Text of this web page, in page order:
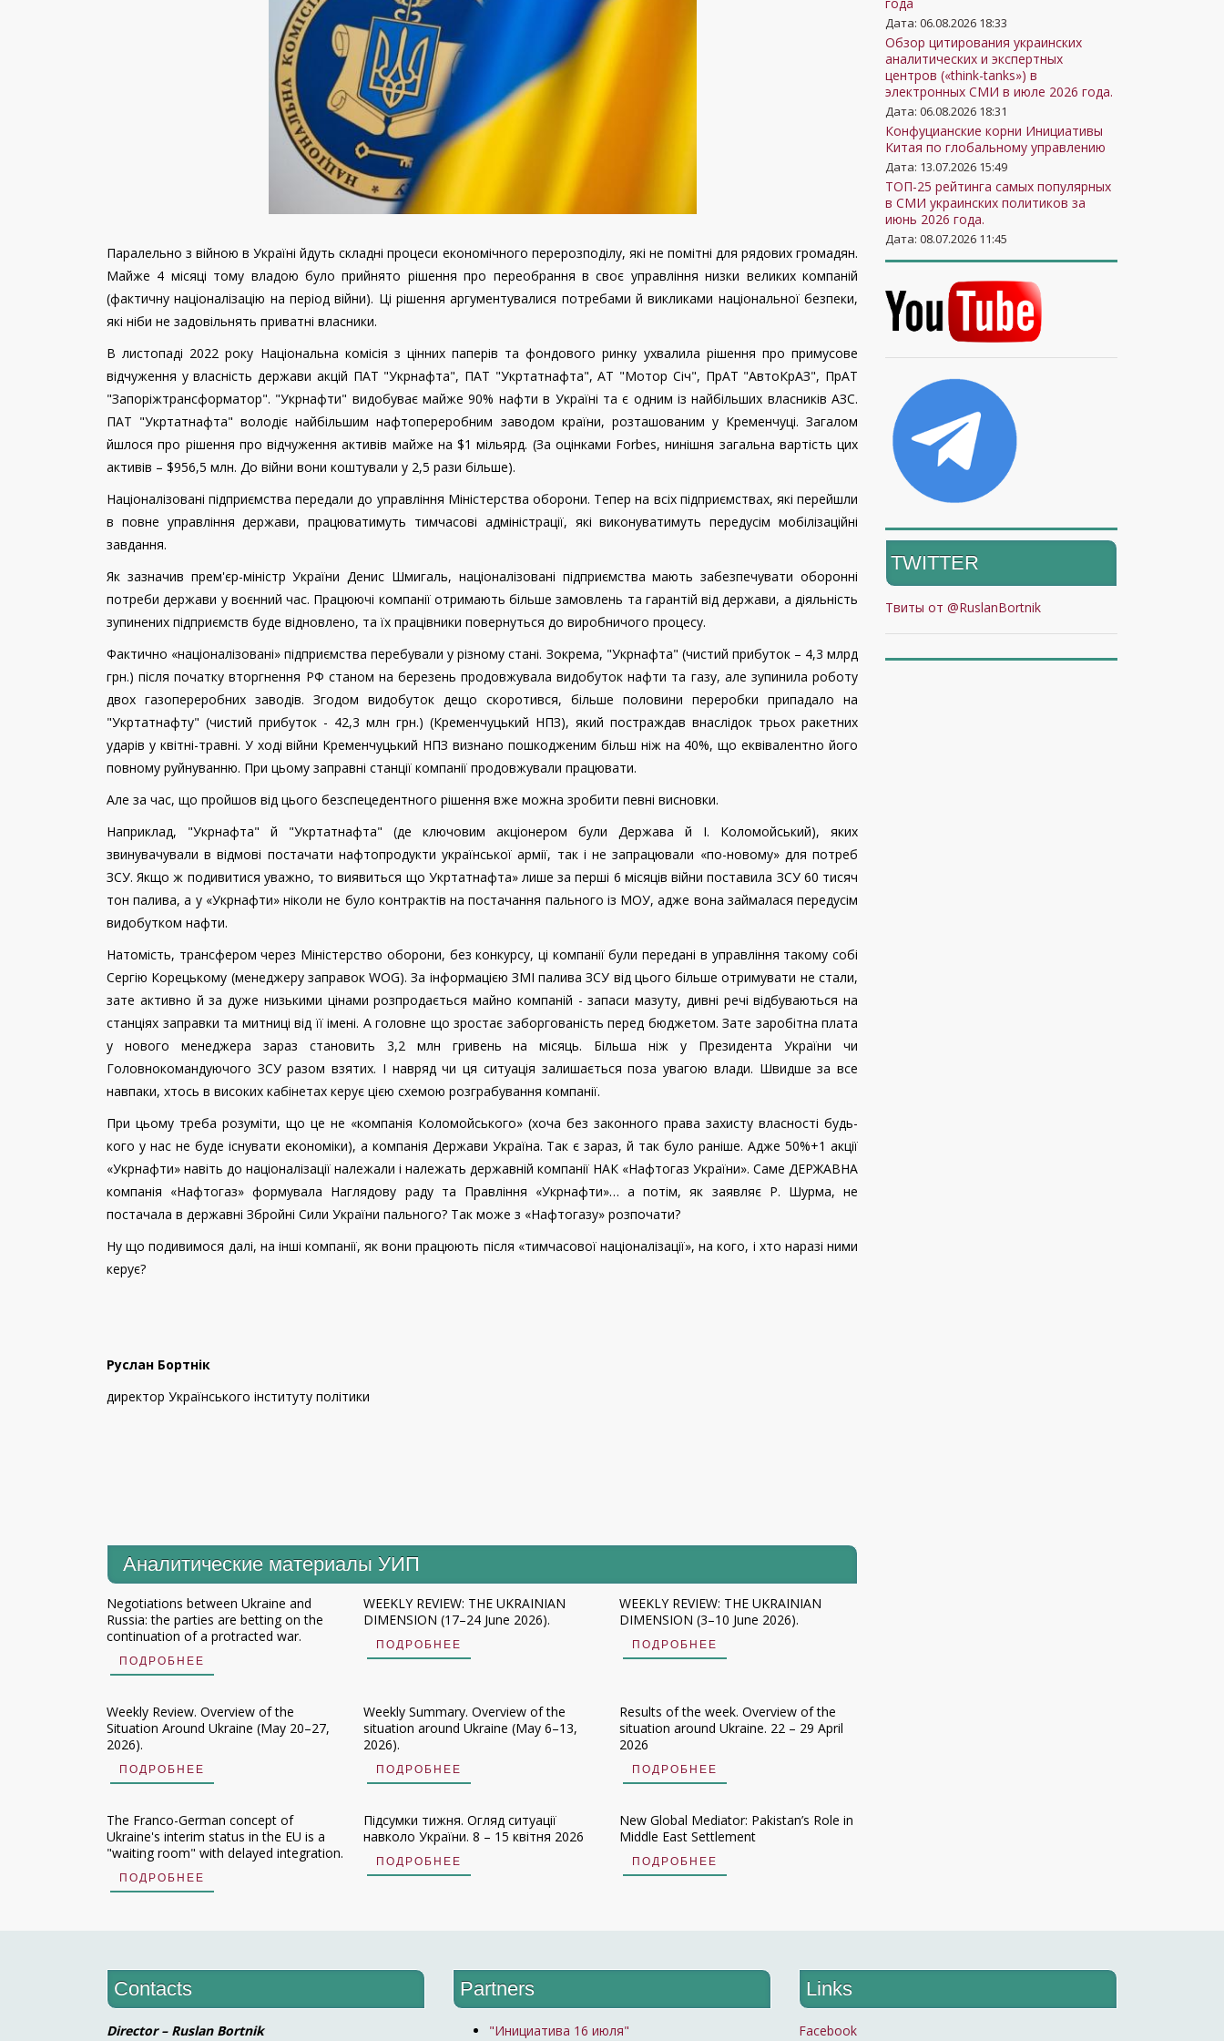
Паралельно з війною в Україні йдуть складні процеси економічного перерозподілу, які не помітні для рядових громадян.
Майже 4 місяці тому владою було прийнято рішення про переобрання в своє управління низки великих компаній
(фактичну націоналізацію на період війни). Ці рішення аргументувалися потребами й викликами національної безпеки,
які ніби не задовільнять приватні власники.
В листопаді 2022 року Національна комісія з цінних паперів та фондового ринку ухвалила рішення про примусове
відчуження у власність держави акцій ПАТ "Укрнафта", ПАТ "Укртатнафта", АТ "Мотор Січ", ПрАТ "АвтоКрАЗ", ПрАТ
"Запоріжтрансформатор". "Укрнафти" видобуває майже 90% нафти в Україні та є одним із найбільших власників АЗС.
ПАТ "Укртатнафта" володіє найбільшим нафтопереробним заводом країни, розташованим у Кременчуці. Загалом
йшлося про рішення про відчуження активів майже на $1 мільярд. (За оцінками Forbes, нинішня загальна вартість цих
активів – $956,5 млн. До війни вони коштували у 2,5 рази більше).
Націоналізовані підприємства передали до управління Міністерства оборони. Тепер на всіх підприємствах, які перейшли
в повне управління держави, працюватимуть тимчасові адміністрації, які виконуватимуть передусім мобілізаційні
завдання.
Як зазначив прем'єр-міністр України Денис Шмигаль, націоналізовані підприємства мають забезпечувати оборонні
потреби держави у воєнний час. Працюючі компанії отримають більше замовлень та гарантій від держави, а діяльність
зупинених підприємств буде відновлено, та їх працівники повернуться до виробничого процесу.
Фактично «націоналізовані» підприємства перебували у різному стані. Зокрема, "Укрнафта" (чистий прибуток – 4,3 млрд
грн.) після початку вторгнення РФ станом на березень продовжувала видобуток нафти та газу, але зупинила роботу
двох газопереробних заводів. Згодом видобуток дещо скоротився, більше половини переробки припадало на
"Укртатнафту" (чистий прибуток - 42,3 млн грн.) (Кременчуцький НПЗ), який постраждав внаслідок трьох ракетних
ударів у квітні-травні. У ході війни Кременчуцький НПЗ визнано пошкодженим більш ніж на 40%, що еквівалентно його
повному руйнуванню. При цьому заправні станції компанії продовжували працювати.
Але за час, що пройшов від цього безспецедентного рішення вже можна зробити певні висновки.
Наприклад, "Укрнафта" й "Укртатнафта" (де ключовим акціонером були Держава й І. Коломойський), яких
звинувачували в відмові постачати нафтопродукти української армії, так і не запрацювали «по-новому» для потреб
ЗСУ. Якщо ж подивитися уважно, то виявиться що Укртатнафта» лише за перші 6 місяців війни поставила ЗСУ 60 тисяч
тон палива, а у «Укрнафти» ніколи не було контрактів на постачання пального із МОУ, адже вона займалася передусім
видобутком нафти.
Натомість, трансфером через Міністерство оборони, без конкурсу, ці компанії були передані в управління такому собі
Сергію Корецькому (менеджеру заправокWOG). За інформацією ЗМІ палива ЗСУ від цього більше отримувати не стали,
зате активно й за дуже низькими цінами розпродається майно компаній - запаси мазуту, дивні речі відбуваються на
станціях заправки та митниці від її імені. А головне що зростає заборгованість перед бюджетом. Зате заробітна плата
у нового менеджера зараз становить 3,2 млн гривень на місяць. Більша ніж у Президента України чи
Головнокомандуючого ЗСУ разом взятих. І навряд чи ця ситуація залишається поза увагою влади. Швидше за все
навпаки, хтось в високих кабінетах керує цією схемою розграбування компанії.
При цьому треба розуміти, що це не «компанія Коломойського» (хоча без законного права захисту власності будь-
кого у нас не буде існувати економіки), а компанія Держави Україна. Так є зараз, й так було раніше. Адже 50%+1 акції
«Укрнафти» навіть до націоналізації належали і належать державній компанії НАК «Нафтогаз України». Саме ДЕРЖАВНА
компанія «Нафтогаз» формувала Наглядову раду та Правління «Укрнафти»… а потім, як заявляє Р. Шурма, не
постачала в державні Збройні Сили України пального? Так може з «Нафтогазу» розпочати?
Ну що подивимося далі, на інші компанії, як вони працюють після «тимчасової націоналізації», на кого, і хто наразі ними
керує?
Руслан Бортнік
директор Українського інституту політики
Аналитические материалы УИП
Negotiations between Ukraine and
Russia: the parties are betting on the
continuation of a protracted war.
ПОДРОБНЕЕ
WEEKLY REVIEW: THE UKRAINIAN
DIMENSION (17–24 June 2026).
ПОДРОБНЕЕ
WEEKLY REVIEW: THE UKRAINIAN
DIMENSION (3–10 June 2026).
ПОДРОБНЕЕ
Weekly Review. Overview of the
Situation Around Ukraine (May 20–27,
2026).
ПОДРОБНЕЕ
Weekly Summary. Overview of the
situation around Ukraine (May 6–13,
2026).
ПОДРОБНЕЕ
Results of the week. Overview of the
situation around Ukraine. 22 – 29 April
2026
ПОДРОБНЕЕ
The Franco-German concept of
Ukraine's interim status in the EU is a
"waiting room" with delayed integration.
ПОДРОБНЕЕ
Підсумки тижня. Огляд ситуації
навколо України. 8 – 15 квітня 2026
ПОДРОБНЕЕ
New Global Mediator: Pakistan’s Role in
Middle East Settlement
ПОДРОБНЕЕ
Дата: 06.08.2026 18:33
Обзор цитирования украинских
аналитических и экспертных
центров («think-tanks») в
электронных СМИ в июле 2026 года.
Дата: 06.08.2026 18:31
Конфуцианские корни Инициативы
Китая по глобальному управлению
Дата: 13.07.2026 15:49
ТОП-25 рейтинга самых популярных
в СМИ украинских политиков за
июнь 2026 года.
Дата: 08.07.2026 11:45
TWITTER
Твиты от @RuslanBortnik
Contacts
Director – Ruslan Bortnik
Partners
"Инициатива 16 июля"
Links
Facebook